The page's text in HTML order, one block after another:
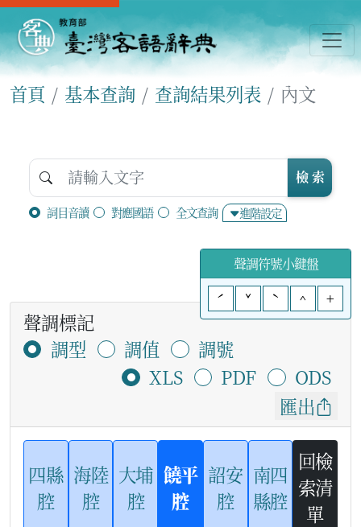
首頁 基本查詢 查詢結果列表 內文
詞目音讀 對應國語 全文查詢 進階設定
檢 索
聲調符號小鍵盤
ˊ
ˇ ˋ ^ +
聲調標記
調型
調值
調號
XLS
PDF
ODS
匯出
四縣
腔
海陸
腔
大埔
腔
饒平
腔
詔安
腔
南四
縣腔
回檢
索清
單